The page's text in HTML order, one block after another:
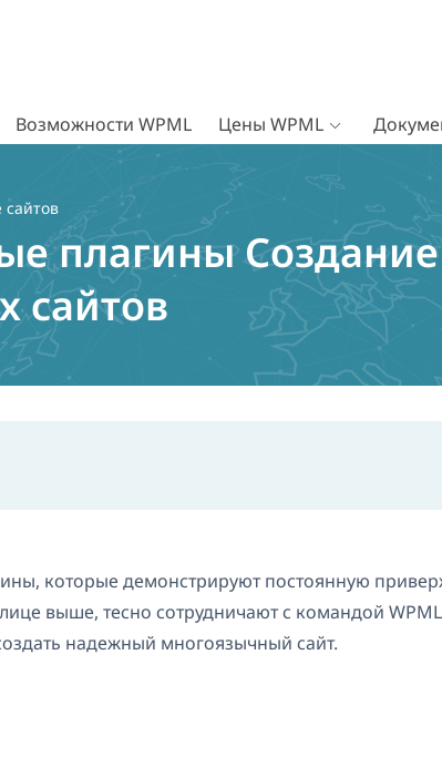
Возможности WPML Цены WPML
сайтов
плагины Создание
сайтов
которые демонстрируют постоянную
выше, тесно сотрудничают с командой
надежный многоязычный сайт.